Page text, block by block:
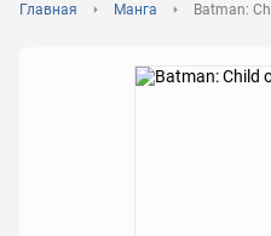
Главная Манга Batman: